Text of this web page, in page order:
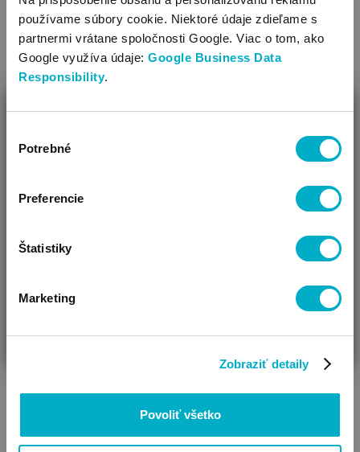
používame súbory cookie. Niektoré údaje zdieľame s
partnermi vrátane spoločnosti Google. Viac o tom, ako
Google využíva údaje: Google Business Data
Responsibility.
súhlasu
Potrebné
Preferencie
Štatistiky
Marketing
Zobraziť detaily
Povoliť všetko
43.95 €
Ďalšie farby: 1
a šál
29.95 €
Veľkosť:
Ušetríte:
SÚVISIACE ČLÁNKY